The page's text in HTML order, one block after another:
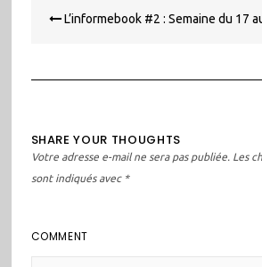
de L’informebook #2 : Semaine du 17
SHARE YOUR THOUGHTS
Votre adresse e-mail ne sera pas publiée. Les
sont indiqués avec *
COMMENT